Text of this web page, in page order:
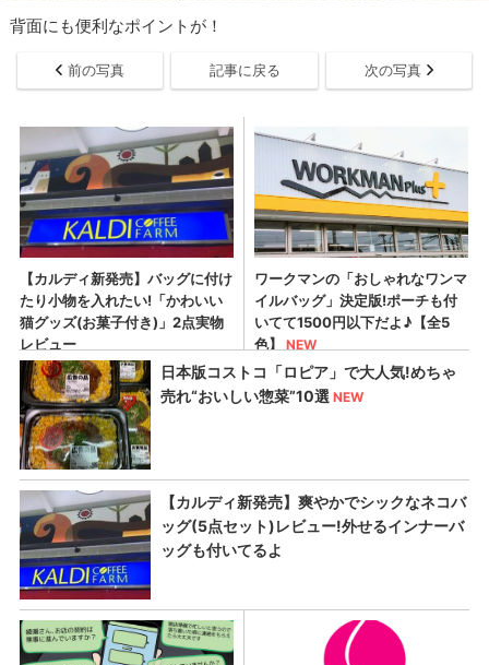
背面にも便利なポイントが！
前の写真 記事に戻る 次の写真